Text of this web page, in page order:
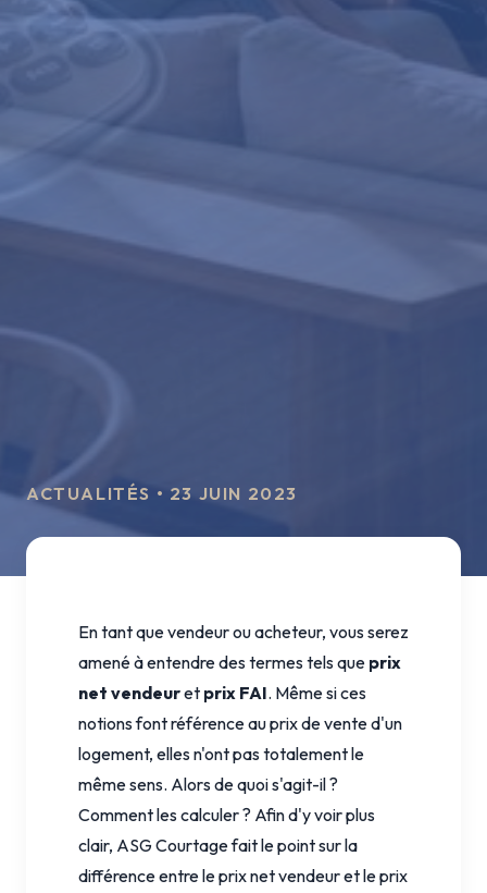
ACTUALITÉS • 23 JUIN 2023
En tant que vendeur ou acheteur, vous serez
amené à entendre des termes tels que prix
net vendeuret prix FAI. Même si ces
notions font référence au prix de vente d'un
logement, elles n'ont pas totalement le
même sens. Alors de quoi s'agit-il ?
Comment les calculer ? Afin d'y voir plus
clair, ASG Courtage fait le point sur la
différence entre le prix net vendeur et le prix